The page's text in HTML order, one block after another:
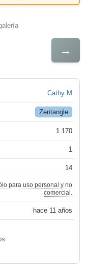
→
Cathy M
Zentangle
1 170
1
14
para uso personal y no
comercial.
hace 11 años